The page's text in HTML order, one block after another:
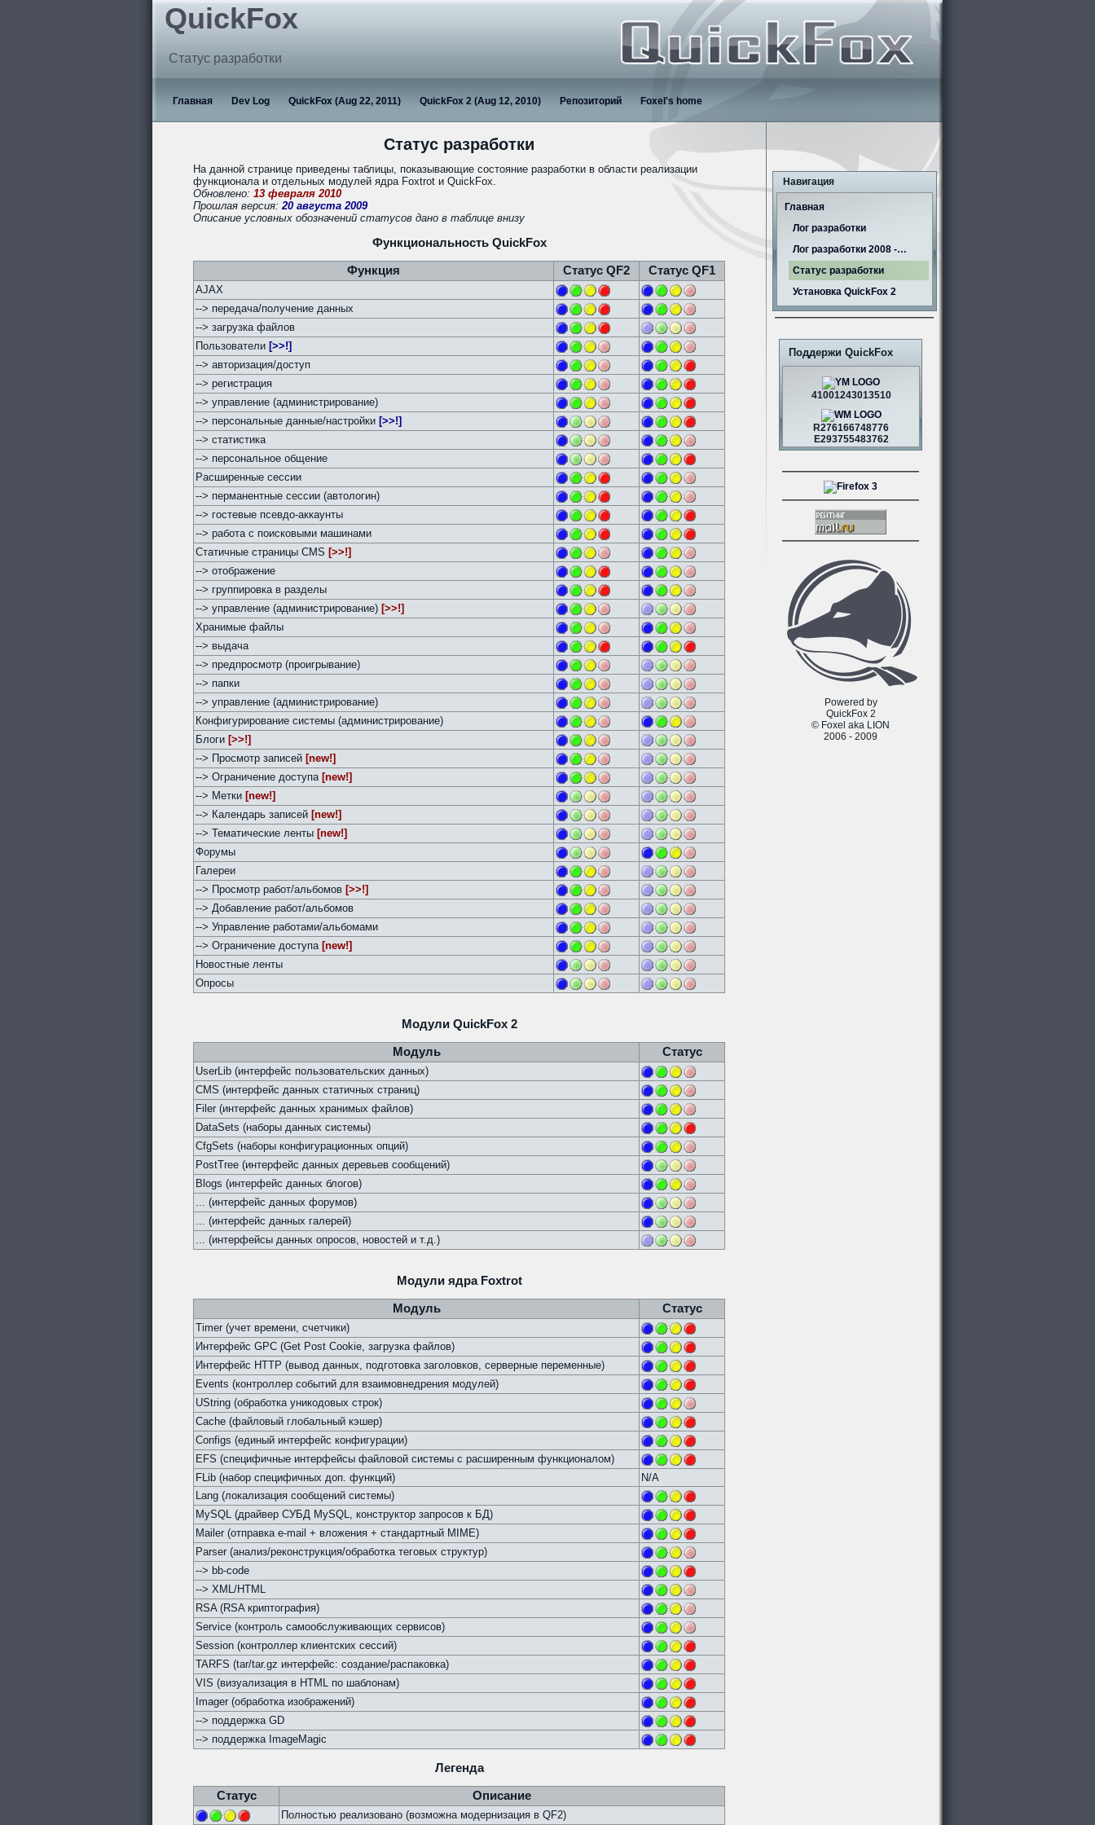
QuickFox
Статус разработки
Главная Dev Log QuickFox (Aug 22, 2011) QuickFox 2 (Aug 12, 2010) Репозиторий Foxel's home
Статус разработки
На данной странице приведены таблицы, показывающие состояние разработки в области реализации
функционала и отдельных модулей ядра Foxtrot и QuickFox.
Обновлено: 13 февраля 2010
Прошлая версия:20 августа 2009
Описание условных обозначений статусов дано в таблице внизу
Функциональность QuickFox
Функция Статус QF2 Статус QF1
AJAX
--> передача/получение данных
--> загрузка файлов
Пользователи [>>!]
--> авторизация/доступ
--> регистрация
--> управление (администрирование)
--> персональные данные/настройки [>>!]
--> статистика
--> персональное общение
Расширенные сессии
--> перманентные сессии (автологин)
--> гостевые псевдо-аккаунты
--> работа с поисковыми машинами
Статичные страницы CMS [>>!]
--> отображение
--> группировка в разделы
--> управление (администрирование) [>>!]
Хранимые файлы
--> выдача
--> предпросмотр (проигрывание)
--> папки
--> управление (администрирование)
Конфигурирование системы (администрирование)
Блоги [>>!]
--> Просмотр записей [new!]
--> Ограничение доступа [new!]
--> Метки [new!]
--> Календарь записей [new!]
--> Тематические ленты [new!]
Форумы
Галереи
--> Просмотр работ/альбомов [>>!]
--> Добавление работ/альбомов
--> Управление работами/альбомами
--> Ограничение доступа [new!]
Новостные ленты
Опросы
Модули QuickFox 2
Модуль Статус
UserLib (интерфейс пользовательских данных)
CMS (интерфейс данных статичных страниц)
Filer (интерфейс данных хранимых файлов)
DataSets (наборы данных системы)
CfgSets (наборы конфигурационных опций)
PostTree (интерфейс данных деревьев сообщений)
Blogs (интерфейс данных блогов)
... (интерфейс данных форумов)
... (интерфейс данных галерей)
... (интерфейсы данных опросов, новостей и т.д.)
Модули ядра Foxtrot
Модуль Статус
Timer (учет времени, счетчики)
Интерфейс GPC (Get Post Cookie, загрузка файлов)
Интерфейс HTTP (вывод данных, подготовка заголовков, серверные переменные)
Events (контроллер событий для взаимовнедрения модулей)
UString (обработка уникодовых строк)
Cache (файловый глобальный кэшер)
Configs (единый интерфейс конфигурации)
EFS (специфичные интерфейсы файловой системы с расширенным функционалом)
FLib (набор специфичных доп. функций)
N/A
Lang (локализация сообщений системы)
MySQL (драйвер СУБД MySQL, конструктор запросов к БД)
Mailer (отправка e-mail + вложения + стандартный MIME)
Parser (анализ/реконструкция/обработка теговых структур)
--> bb-code
--> XML/HTML
RSA (RSA криптография)
Service (контроль самообслуживающих сервисов)
Session (контроллер клиентских сессий)
TARFS (tar/tar.gz интерфейс: создание/распаковка)
VIS (визуализация в HTML по шаблонам)
Imager (обработка изображений)
--> поддержка GD
--> поддержка ImageMagic
Легенда
Статус Описание
Полностью реализовано (возможна модернизация в QF2)
Навигация
Главная
Лог разработки
Лог разработки 2008 -…
Статус разработки
Установка QuickFox 2
Поддержи QuickFox
41001243013510
R276166748776
E293755483762
Powered by
QuickFox 2
© Foxel aka LION
2006 - 2009